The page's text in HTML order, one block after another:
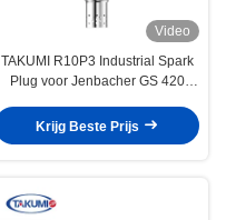
Video
TAKUMI R10P3 Industrial Spark
Plug voor Jenbacher GS 420
vervangen voor 1233808
Originele
Krijg Beste Prijs